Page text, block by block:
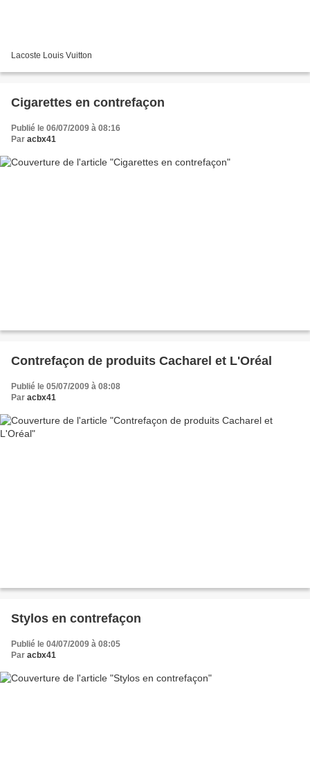
Lacoste Louis Vuitton
Cigarettes en contrefaçon
Publié le 06/07/2009 à 08:16
Par acbx41
Contrefaçon de produits Cacharel et L'Oréal
Publié le 05/07/2009 à 08:08
Par acbx41
Stylos en contrefaçon
Publié le 04/07/2009 à 08:05
Par acbx41